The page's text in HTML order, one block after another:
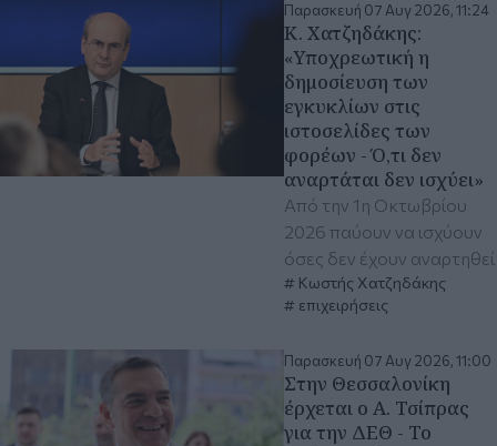
Παρασκευή 07 Αυγ 2026, 11:24
Κ. Χατζηδάκης:
«Υποχρεωτική η
δημοσίευση των
εγκυκλίων στις
ιστοσελίδες των
φορέων - Ό,τι δεν
αναρτάται δεν ισχύει»
Από την 1η Οκτωβρίου
2026 παύουν να ισχύουν
όσες δεν έχουν αναρτηθεί
Κωστής Χατζηδάκης
επιχειρήσεις
Παρασκευή 07 Αυγ 2026, 11:00
Στην Θεσσαλονίκη
έρχεται ο Α. Τσίπρας
για την ΔΕΘ - Το